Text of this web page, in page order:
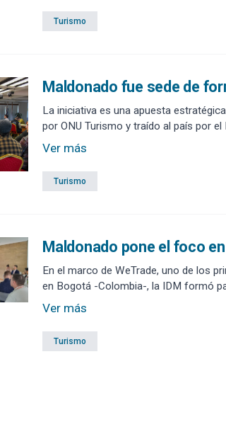
Turismo
Maldonado fue sede de
La iniciativa es una apuesta
por ONU Turismo y traído al país por el
Ver más
Turismo
Maldonado pone el foco
En el marco de WeTrade, uno de los
en Bogotá -
Ver más
Turismo